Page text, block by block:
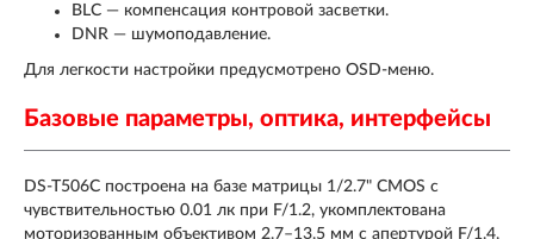
BLC — компенсация контровой засветки.
DNR — шумоподавление.
Для легкости настройки предусмотрено OSD-меню.
Базовые параметры, оптика, интерфейсы
DS-T506С построена на базе матрицы 1/2.7" CMOS с
чувствительностью 0.01 лк при F/1.2, укомплектована
моторизованным объективом 2.7–13.5 мм с апертурой F/1.4,